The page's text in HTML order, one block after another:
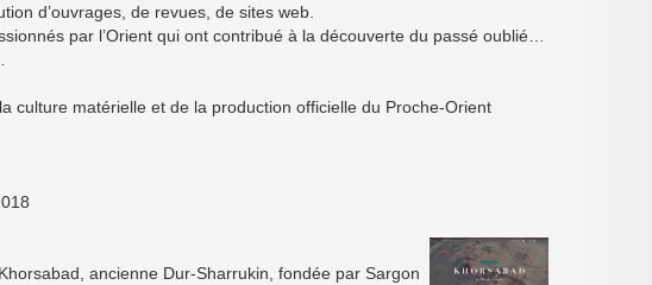
d’ouvrages, de revues, de sites web.
par l’Orient qui ont contribué à la découverte du passé oublié…
culture matérielle et de la production officielle du Proche-Orient
ancienne Dur-Sharrukin, fondée par Sargon